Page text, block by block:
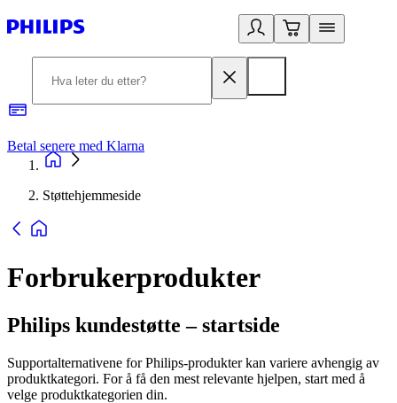
Betal senere med Klarna
Støttehjemmeside
Forbrukerprodukter
Philips kundestøtte – startside
Supportalternativene for Philips-produkter kan variere avhengig av
produktkategori. For å få den mest relevante hjelpen, start med å
velge produktkategorien din.